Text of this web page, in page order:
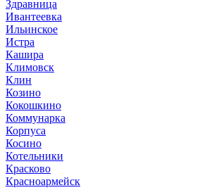
Здравница
Ивантеевка
Ильинское
Истра
Кашира
Климовск
Клин
Козино
Кокошкино
Коммунарка
Корпуса
Косино
Котельники
Красково
Красноармейск